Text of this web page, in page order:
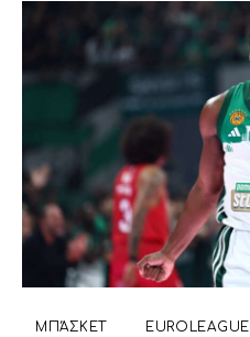
ΜΠΆΣΚΕΤ EUROLEAGUE